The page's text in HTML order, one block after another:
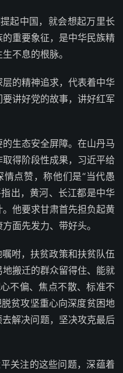
起中国，就会想起万里长
重要象征，是中华民族精
不息的根脉。
的精神追求，代表着中华
讲好党的故事，讲好红军
生态安全屏障。在山丹马
得阶段性成果，习近平给
点赞，称他们是“当代愚
出，黄河、长江都是中华
他要求甘肃首先担负起黄
面先发力、带好头。
咐，扶贫政策和扶贫队伍
搬迁的群众留得住、能就
不偏、焦点不散、标准不
贫攻坚重心向深度贫困地
解决问题，坚决攻克最后
关注的这些问题，深蕴着